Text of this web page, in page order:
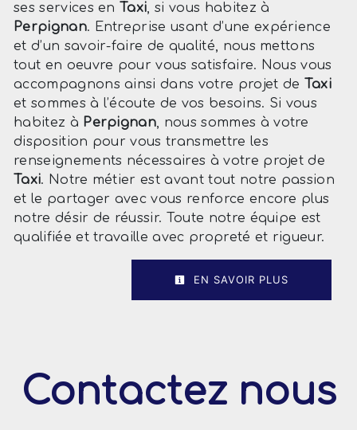
ses services en Taxi, si vous habitez à
Perpignan. Entreprise usant d’une expérience
et d’un savoir-faire de qualité, nous mettons
tout en oeuvre pour vous satisfaire. Nous vous
accompagnons ainsi dans votre projet de Taxi
et sommes à l’écoute de vos besoins. Si vous
habitez à Perpignan, nous sommes à votre
disposition pour vous transmettre les
renseignements nécessaires à votre projet de
Taxi. Notre métier est avant tout notre passion
et le partager avec vous renforce encore plus
notre désir de réussir. Toute notre équipe est
qualifiée et travaille avec propreté et rigueur.
EN SAVOIR PLUS
Contactez nous